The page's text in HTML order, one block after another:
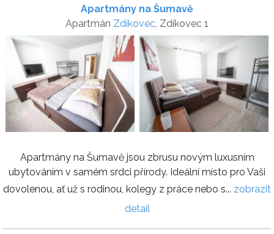
Apartmány na Šumavě
Apartmán Zdíkovec, Zdíkovec 1
Apartmány na Šumavě jsou zbrusu novým luxusním
ubytováním v samém srdci přírody. Ideální místo pro Vaši
dovolenou, ať už s rodinou, kolegy z práce nebo s... zobrazit
detail